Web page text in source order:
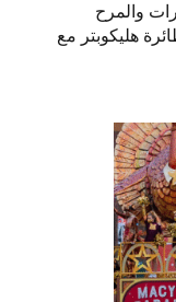
والمرح
هليكوبتر مع